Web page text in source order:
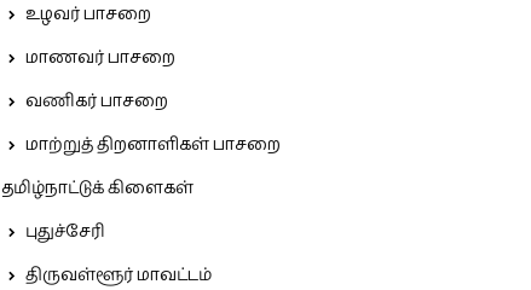
உழவர் பாசறை
மாணவர் பாசறை
வணிகர் பாசறை
மாற்றுத் திறனாளிகள் பாசறை
தமிழ்நாட்டுக் கிளைகள்
புதுச்சேரி
திருவள்ளூர் மாவட்டம்